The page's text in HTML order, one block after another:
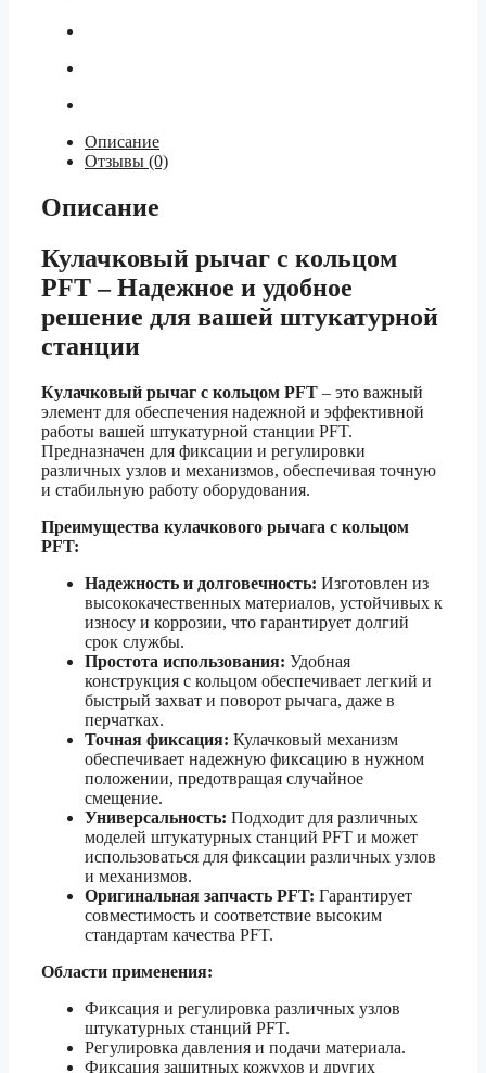
Описание
Отзывы (0)
Описание
Кулачковый рычаг с кольцом
PFT – Надежное и удобное
решение для вашей штукатурной
станции
Кулачковый рычаг с кольцом PFT – это важный
элемент для обеспечения надежной и эффективной
работы вашей штукатурной станции PFT.
Предназначен для фиксации и регулировки
различных узлов и механизмов, обеспечивая точную
и стабильную работу оборудования.
Преимущества кулачкового рычага с кольцом
PFT:
Надежность и долговечность: Изготовлен из
высококачественных материалов, устойчивых к
износу и коррозии, что гарантирует долгий
срок службы.
Простота использования: Удобная
конструкция с кольцом обеспечивает легкий и
быстрый захват и поворот рычага, даже в
перчатках.
Точная фиксация: Кулачковый механизм
обеспечивает надежную фиксацию в нужном
положении, предотвращая случайное
смещение.
Универсальность: Подходит для различных
моделей штукатурных станций PFT и может
использоваться для фиксации различных узлов
и механизмов.
Оригинальная запчасть PFT: Гарантирует
совместимость и соответствие высоким
стандартам качества PFT.
Области применения:
Фиксация и регулировка различных узлов
штукатурных станций PFT.
Регулировка давления и подачи материала.
Фиксация защитных кожухов и других